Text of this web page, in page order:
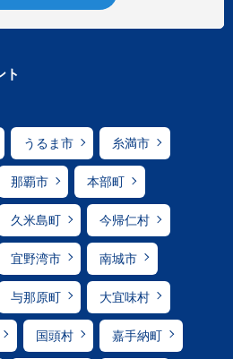
ト
うるま市 糸満市
那覇市 本部町
久米島町 今帰仁村
宜野湾市 南城市
与那原町 大宜味村
国頭村 嘉手納町